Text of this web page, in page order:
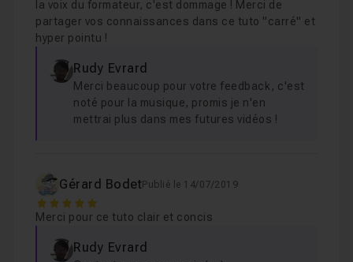
la voix du formateur, c'est dommage ! Merci de
partager vos connaissances dans ce tuto "carré" et
hyper pointu !
Rudy Evrard
Merci beaucoup pour votre feedback, c'est
noté pour la musique, promis je n'en
mettrai plus dans mes futures vidéos !
Gérard Bodet Publié le 14/07/2019
5
Merci pour ce tuto clair et concis
Rudy Evrard